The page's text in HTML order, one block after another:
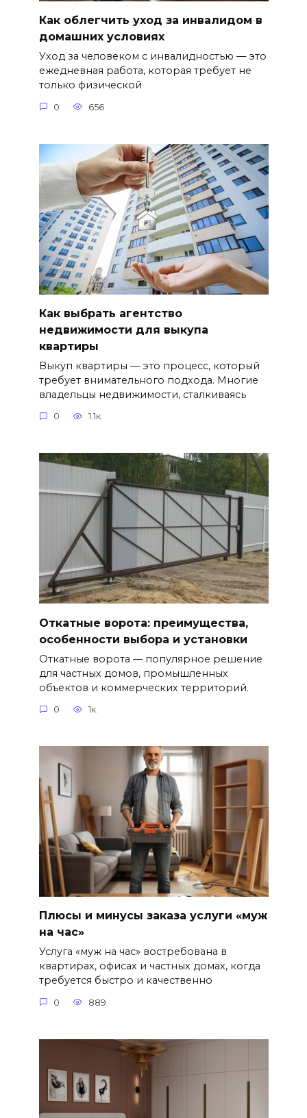
Как облегчить уход за инвалидом в
домашних условиях
Уход за человеком с инвалидностью — это
ежедневная работа, которая требует не
только физической
0 656
Как выбрать агентство
недвижимости для выкупа
квартиры
Выкуп квартиры — это процесс, который
требует внимательного подхода. Многие
владельцы недвижимости, сталкиваясь
0 1.1к.
Откатные ворота: преимущества,
особенности выбора и установки
Откатные ворота — популярное решение
для частных домов, промышленных
объектов и коммерческих территорий.
0 1к.
Плюсы и минусы заказа услуги «муж
на час»
Услуга «муж на час» востребована в
квартирах, офисах и частных домах, когда
требуется быстро и качественно
0 889